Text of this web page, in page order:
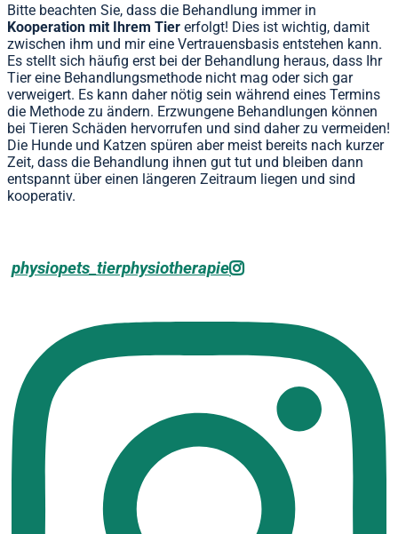
Bitte beachten Sie, dass die Behandlung immer in
Kooperation mit Ihrem Tier erfolgt! Dies ist wichtig, damit
zwischen ihm und mir eine Vertrauensbasis entstehen kann.
Es stellt sich häufig erst bei der Behandlung heraus, dass Ihr
Tier eine Behandlungsmethode nicht mag oder sich gar
verweigert. Es kann daher nötig sein während eines Termins
die Methode zu ändern. Erzwungene Behandlungen können
bei Tieren Schäden hervorrufen und sind daher zu vermeiden!
Die Hunde und Katzen spüren aber meist bereits nach kurzer
Zeit, dass die Behandlung ihnen gut tut und bleiben dann
entspannt über einen längeren Zeitraum liegen und sind
kooperativ.
physiopets_tierphysiotherapie